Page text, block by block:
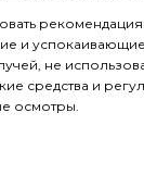
и успокаивающие
не
средства и
осмотры.